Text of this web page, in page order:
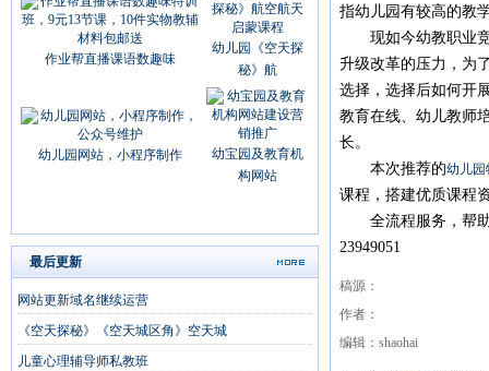
作业帮直播课语数趣味
幼儿园《空天探
秘》航
幼儿园网站，小程序制作
幼宝园及教育机
构网站
最后更新
网站更新域名继续运营
《空天探秘》《空天城区角》空天城
儿童心理辅导师私教班
指幼儿园有较高的教
现如今幼教职业竞
升级改革的压力，为
选择，选择后如何开
教育在线、幼儿教师
长。
本次推荐的幼儿园
课程，搭建优质课程
全流程服务，帮助
23949051
稿源：
作者：
编辑：shaohai